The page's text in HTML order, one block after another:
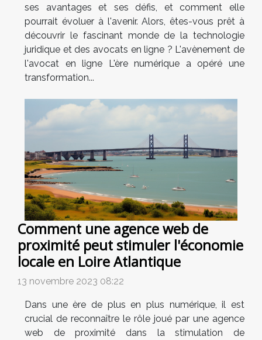
ses avantages et ses défis, et comment elle
pourrait évoluer à l'avenir. Alors, êtes-vous prêt à
découvrir le fascinant monde de la technologie
juridique et des avocats en ligne ? L'avènement de
l'avocat en ligne L'ère numérique a opéré une
transformation...
Comment une agence web de
proximité peut stimuler l'économie
locale en Loire Atlantique
13 novembre 2023 08:22
Dans une ère de plus en plus numérique, il est
crucial de reconnaître le rôle joué par une agence
web de proximité dans la stimulation de